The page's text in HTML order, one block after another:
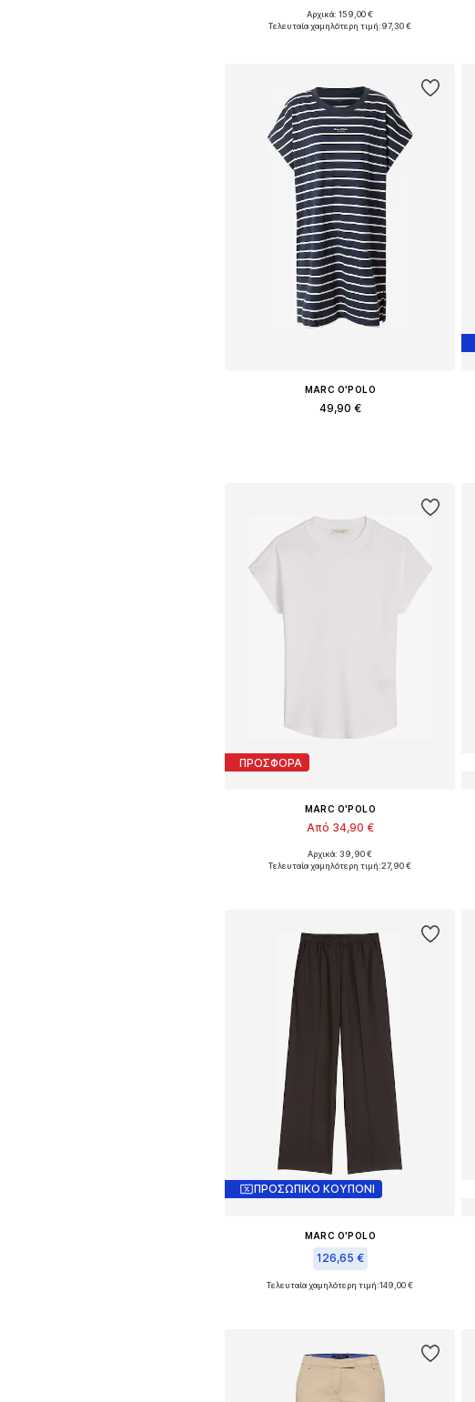
Διαθέσιμα μεγέθη: 34, 36, 38, 40
Αρχικά: 159,00 €
Τελευταία χαμηλότερη τιμή:97,30 €
MARC O'POLO
49,90 €
ΠΡΟΣΦΟΡΑ
MARC O'POLO
Από 34,90 €
Διαθέσιμο σε πολλά μεγέθη
Αρχικά: 39,90 €
Τελευταία χαμηλότερη τιμή:27,90 €
ΠΡΟΣΩΠΙΚΟ ΚΟΥΠΟΝΙ
MARC O'POLO
126,65 €
Διαθέσιμα μεγέθη: 44 x regular
Τελευταία χαμηλότερη τιμή:149,00 €